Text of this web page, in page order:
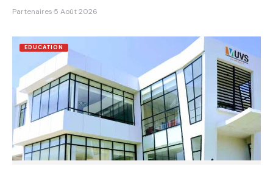
Partenaires·5 Août 2026
EDUCATION